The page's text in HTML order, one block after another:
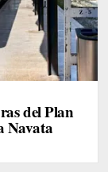
del Plan
Navata